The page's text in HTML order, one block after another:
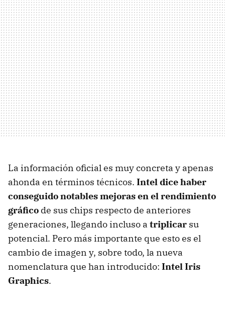
La información oficial es muy concreta y apenas
ahonda en términos técnicos. Intel dice haber
conseguido notables mejoras en el rendimiento
gráfico de sus chips respecto de anteriores
generaciones, llegando incluso a triplicar su
potencial. Pero más importante que esto es el
cambio de imagen y, sobre todo, la nueva
nomenclatura que han introducido: Intel Iris
Graphics.